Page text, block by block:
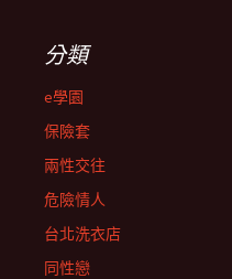
分類
e學園
保險套
兩性交往
危險情人
台北洗衣店
同性戀